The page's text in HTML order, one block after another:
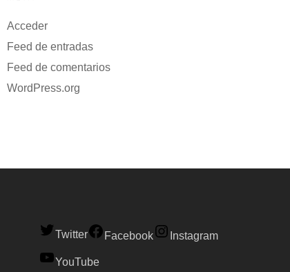
Acceder
Feed de entradas
Feed de comentarios
WordPress.org
Twitter Facebook Instagram
YouTube